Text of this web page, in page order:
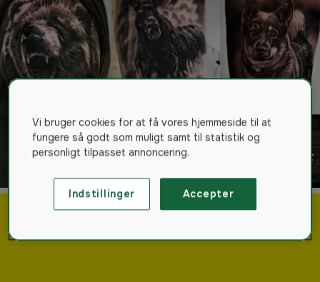
Vi bruger cookies for at få vores hjemmeside til at
fungere så godt som muligt samt til statistik og
personligt tilpasset annoncering.
Indstillinger Accepter